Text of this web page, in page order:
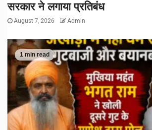
सरकार ने लगाया प्रतिबंध
August 7, 2026 Admin
1 min read